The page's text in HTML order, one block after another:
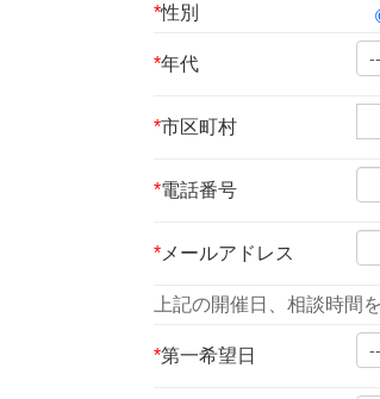
*性別
*年代
*市区町村
*電話番号
* メールアドレス
上記の開催日、相談時間
*第一希望日